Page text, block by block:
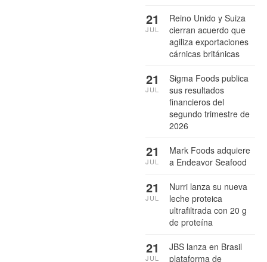
Reino Unido y Suiza
cierran acuerdo que
agiliza exportaciones
cárnicas británicas
21
JUL
Sigma Foods publica
sus resultados
financieros del
segundo trimestre de
2026
21
JUL
Mark Foods adquiere
a Endeavor Seafood
21
JUL
Nurri lanza su nueva
leche proteica
ultrafiltrada con 20 g
de proteína
21
JUL
JBS lanza en Brasil
plataforma de
21
JUL